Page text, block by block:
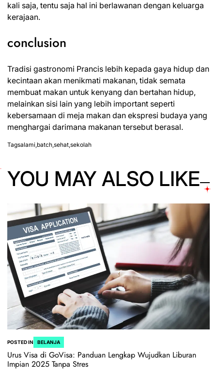
kali saja, tentu saja hal ini berlawanan dengan keluarga
kerajaan.
conclusion
Tradisi gastronomi Prancis lebih kepada gaya hidup dan
kecintaan akan menikmati makanan, tidak semata
membuat makan untuk kenyang dan bertahan hidup,
melainkan sisi lain yang lebih important seperti
kebersamaan di meja makan dan ekspresi budaya yang
menghargai darimana makanan tersebut berasal.
Tagsalami,batch,sehat,sekolah
YOU MAY ALSO LIKE
POSTED IN BELANJA
Urus Visa di GoVisa: Panduan Lengkap Wujudkan Liburan
Impian 2025 Tanpa Stres